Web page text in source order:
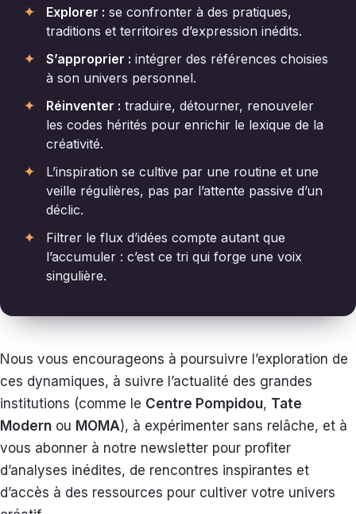
Explorer : se confronter à des pratiques,
traditions et territoires d’expression inédits.
S’approprier : intégrer des références choisies
à son univers personnel.
Réinventer : traduire, détourner, renouveler
les codes hérités pour enrichir le lexique de la
créativité.
L’inspiration se cultive par une routine et une
veille régulières, pas par l’attente passive d’un
déclic.
Filtrer le flux d’idées compte autant que
l’accumuler : c’est ce tri qui forge une voix
singulière.
Nous vous encourageons à poursuivre l’exploration de
ces dynamiques, à suivre l’actualité des grandes
institutions (comme le Centre Pompidou, Tate
Modern ou MOMA), à expérimenter sans relâche, et à
vous abonner à notre newsletter pour profiter
d’analyses inédites, de rencontres inspirantes et
d’accès à des ressources pour cultiver votre univers